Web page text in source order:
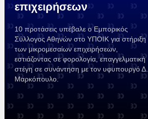
επιχειρήσεων
10 προτάσεις υπέβαλε ο Εμπορικός
Σύλλογος Αθηνών στο ΥΠΟΙΚ για στήριξη
των μικρομεσαίων επιχειρήσεων,
εστιάζοντας σε φορολογία, επαγγελματική
στέγη σε συνάντηση με τον υφυπουργό Δ.
Μαρκόπουλο.